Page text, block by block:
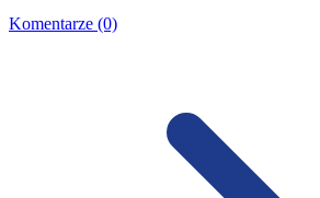
Komentarze (0)